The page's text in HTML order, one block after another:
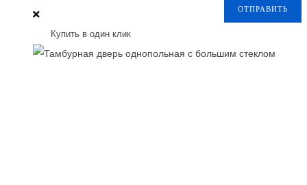
ОТПРАВИТЬ
Купить в один клик